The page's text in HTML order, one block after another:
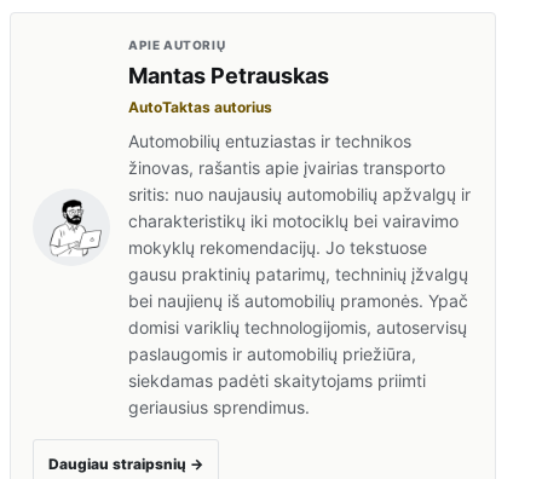
APIE AUTORIŲ
Mantas Petrauskas
AutoTaktas autorius
Automobilių entuziastas ir technikos
žinovas, rašantis apie įvairias transporto
sritis: nuo naujausių automobilių apžvalgų ir
charakteristikų iki motociklų bei vairavimo
mokyklų rekomendacijų. Jo tekstuose
gausu praktinių patarimų, techninių įžvalgų
bei naujienų iš automobilių pramonės. Ypač
domisi variklių technologijomis, autoservisų
paslaugomis ir automobilių priežiūra,
siekdamas padėti skaitytojams priimti
geriausius sprendimus.
Daugiau straipsnių →